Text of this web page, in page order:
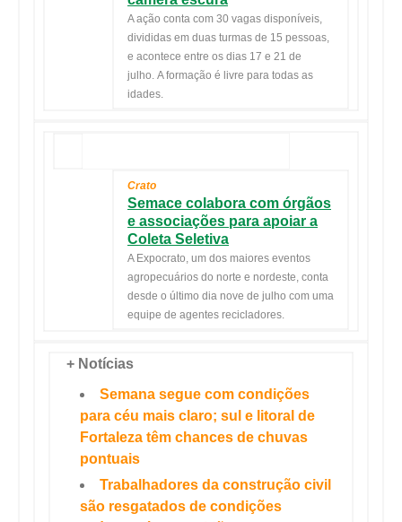
A ação conta com 30 vagas disponíveis,
divididas em duas turmas de 15 pessoas,
e acontece entre os dias 17 e 21 de
julho. A formação é livre para todas as
idades.
Crato
Semace colabora com órgãos
e associações para apoiar a
Coleta Seletiva
A Expocrato, um dos maiores eventos
agropecuários do norte e nordeste, conta
desde o último dia nove de julho com uma
equipe de agentes recicladores.
+ Notícias
Semana segue com condições
para céu mais claro; sul e litoral de
Fortaleza têm chances de chuvas
pontuais
Trabalhadores da construção civil
são resgatados de condições